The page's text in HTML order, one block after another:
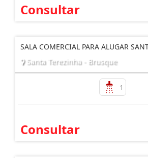
Consultar
SALA COMERCIAL PARA ALUGAR
Santa Terezinha - Brusque
1
Consultar